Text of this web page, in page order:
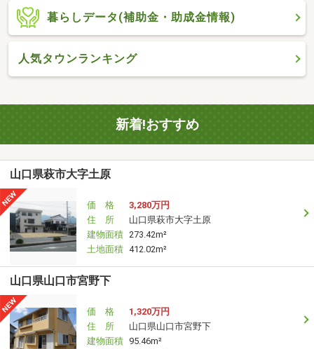
暮らしデータ(補助金・助成金情報)
人気タウンランキング
新着!おすすめ
山口県萩市大字土原
価 格
3,280万円
住 所
山口県萩市大字土原
建物面積 273.42m²
土地面積 412.02m²
山口県山口市宮野下
価 格
1,320万円
住 所
山口県山口市宮野下
建物面積 95.46m²